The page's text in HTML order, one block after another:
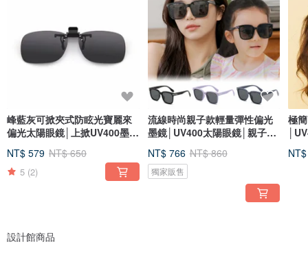
峰藍灰可掀夾式防眩光寶麗來
偏光太陽眼鏡│上掀UV400墨鏡
NT$ 579 NT$ 650
5 (2)
流線時尚親子款輕量彈性偏光
墨鏡│UV400太陽眼鏡│親子墨
NT$ 766 NT$ 860
獨家販售
極
設計館商品